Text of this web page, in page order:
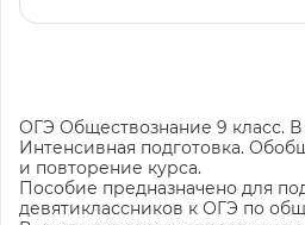
ОГЭ Обществознание 9 класс. В
Интенсивная подготовка.
и повторение курса.
Пособие предназначено для
девятиклассников к ОГЭ по